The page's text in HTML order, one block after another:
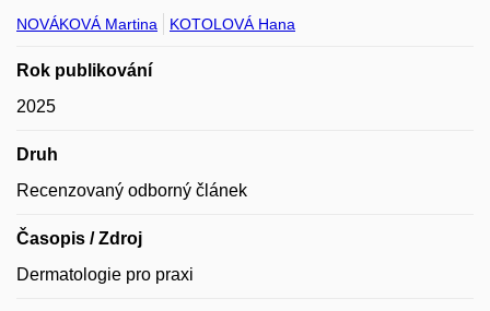
NOVÁKOVÁ Martina KOTOLOVÁ Hana
Rok publikování
2025
Druh
Recenzovaný odborný článek
Časopis / Zdroj
Dermatologie pro praxi